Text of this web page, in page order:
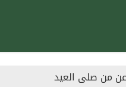
السادة الشافعية والمالكية
من صلى العيد
بالمال